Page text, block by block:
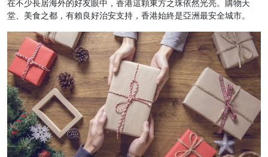
在不少長居海外的好友眼中，香港這顆東方之珠依然光亮。購物天
堂、美食之都，有賴良好治安支持，香港始終是亞洲最安全城市。